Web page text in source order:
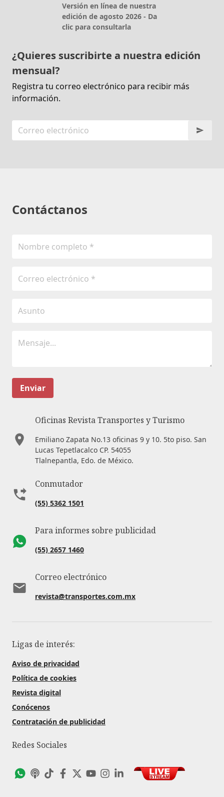
Versión en línea de nuestra
edición de agosto 2026 - Da
clic para consultarla
¿Quieres suscribirte a nuestra edición
mensual?
Registra tu correo electrónico para recibir más
información.
Contáctanos
Enviar
Oficinas Revista Transportes y Turismo
Emiliano Zapata No.13 oficinas 9 y 10. 5to piso. San
Lucas Tepetlacalco CP. 54055
Tlalnepantla, Edo. de México.
Conmutador
(55) 5362 1501
Para informes sobre publicidad
(55) 2657 1460
Correo electrónico
revista@transportes.com.mx
Ligas de interés:
Aviso de privacidad
Política de cookies
Revista digital
Conócenos
Contratación de publicidad
Redes Sociales